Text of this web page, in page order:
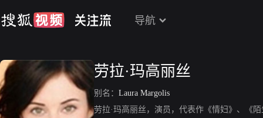
导航
劳拉·玛高丽丝
别名： Laura Margolis
劳拉·玛高丽丝，演员，代表作《情妇》、《